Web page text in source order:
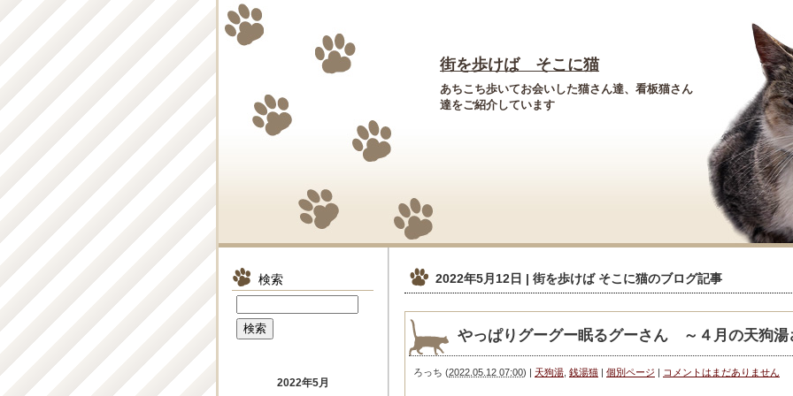
街を歩けば そこに猫
あちこち歩いてお会いした猫さん達、看板猫さん
達をご紹介しています
2022年5月12日 | 街を歩けば そこに猫のブログ記事
やっぱりグーグー眠るグーさん ～４月の天狗湯
ろっち (2022.05.12 07:00) | 天狗湯 銭湯猫 | 個別ページ | コメントはまだありません
検索
2022年5月